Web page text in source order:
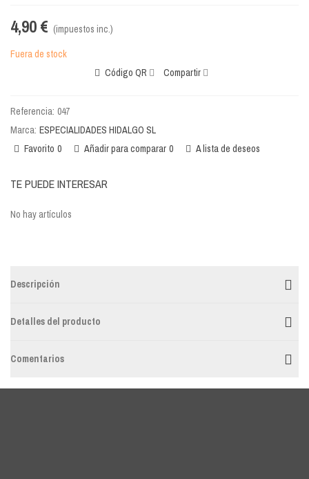
4,90 € (impuestos inc.)
Fuera de stock
Código QR
Compartir
Referencia: 047
Marca: ESPECIALIDADES HIDALGO SL
Favorito 0 Añadir para comparar 0 A lista de deseos
TE PUEDE INTERESAR
No hay artículos
Descripción
Detalles del producto
Comentarios